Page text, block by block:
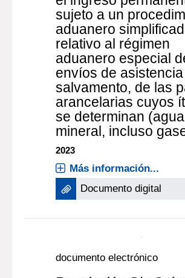
documento electrónico
Resolución S/n
el ingreso
sujeto a un
aduanero
relativo al régimen
aduanero especial
envíos de asistencia
salvamento, de las
arancelarias cuyos
se determinan (agua
mineral, incluso
2023
Más información...
Documento digital